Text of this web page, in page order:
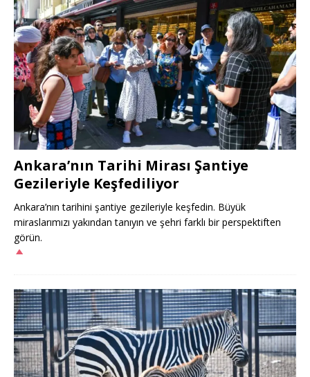
Ankara’nın Tarihi Mirası Şantiye
Gezileriyle Keşfediliyor
Ankara’nın tarihini şantiye gezileriyle keşfedin. Büyük
miraslarımızı yakından tanıyın ve şehri farklı bir perspektiften
görün.